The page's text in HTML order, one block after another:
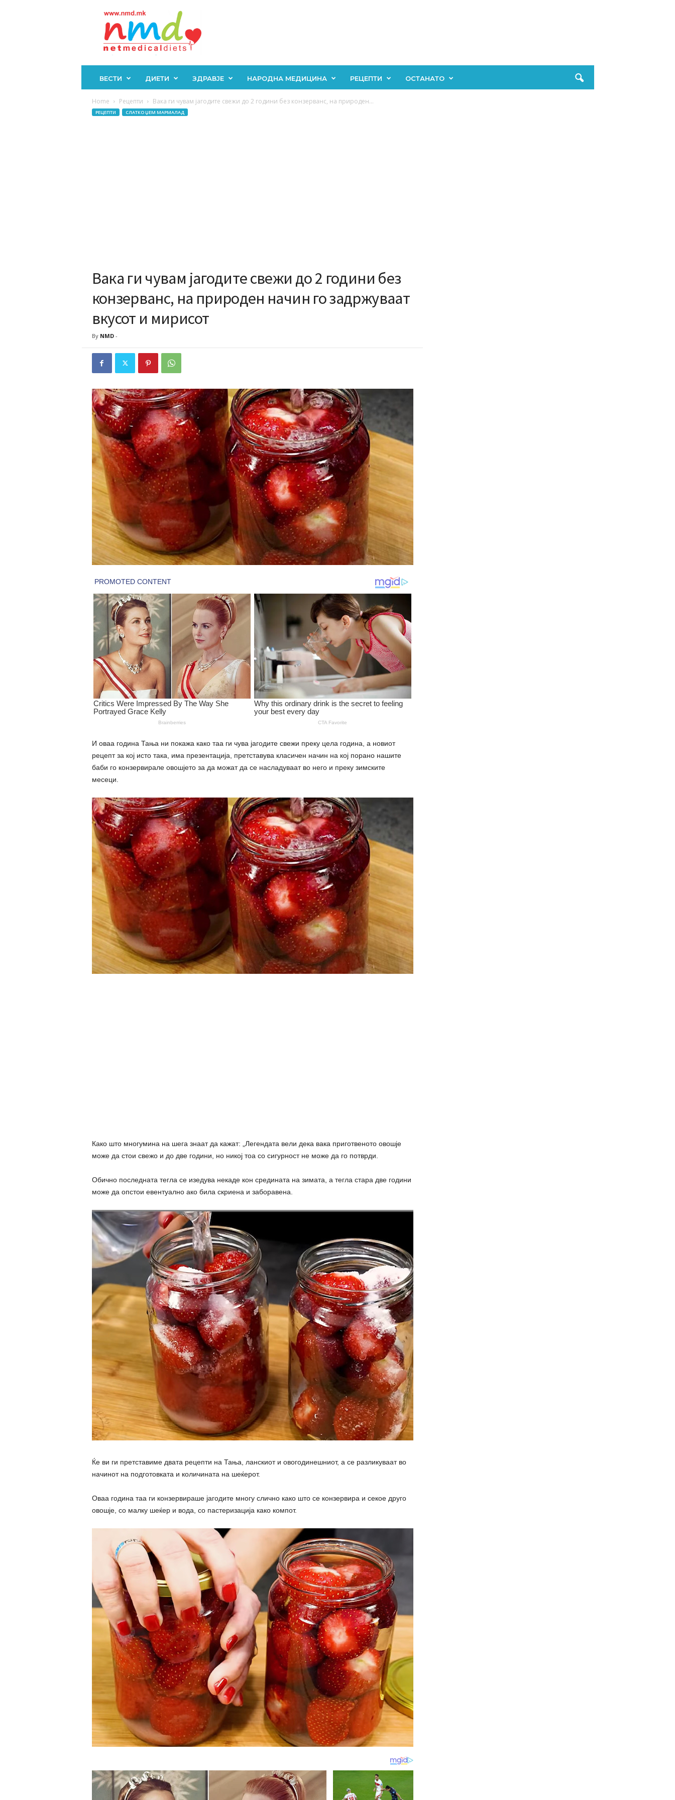
ВЕСТИ ДИЕТИ ЗДРАВЈЕ НАРОДНА МЕДИЦИНА РЕЦЕПТИ ОСТАНАТО
Home Рецепти Вака ги чувам јагодите свежи до 2 години без конзерванс, на природен...
РЕЦЕПТИ СЛАТКО ЏЕМ МАРМАЛАД
Вака ги чувам јагодите свежи до 2 години без
конзерванс, на природен начин го задржуваат
вкусот и мирисот
By NMD-
И оваа година Тања ни покажа како таа ги чува јагодите свежи преку цела година, а новиот
рецепт за кој исто така, има презентација, претставува класичен начин на кој порано нашите
баби го конзервирале овошјето за да можат да се насладуваат во него и преку зимските
месеци.
Како што многумина на шега знаат да кажат: „Легендата вели дека вака приготвеното овошје
може да стои свежо и до две години, но никој тоа со сигурност не може да го потврди.
Обично последната тегла се изедува некаде кон средината на зимата, а тегла стара две години
може да опстои евентуално ако била скриена и заборавена.
Ќе ви ги претставиме двата рецепти на Тања, ланскиот и овогодинешниот, а се разликуваат во
начинот на подготовката и количината на шеќерот.
Оваа година таа ги конзервираше јагодите многу слично како што се конзервира и секое друго
овошје, со малку шеќер и вода, со пастеризација како компот.